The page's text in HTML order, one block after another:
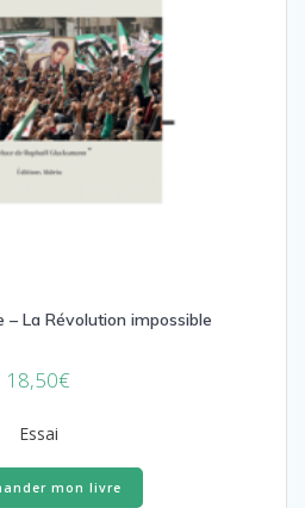
– La Révolution impossible
18,50€
Essai
mon livre